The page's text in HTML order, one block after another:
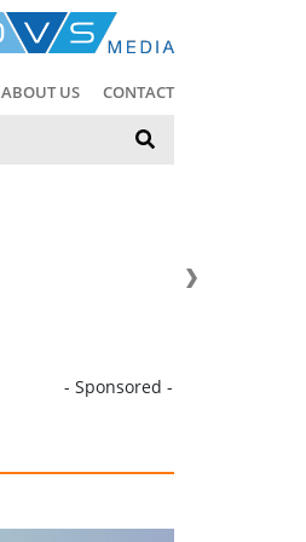
ABOUT US CONTACT
- Sponsored -